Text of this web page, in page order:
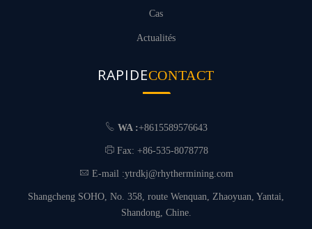
Cas
Actualités
RAPIDECONTACT
WA :+8615589576643
Fax: +86-535-8078778
E-mail :ytrdkj@rhythermining.com
Shangcheng SOHO, No. 358, route Wenquan, Zhaoyuan, Yantai,
Shandong, Chine.